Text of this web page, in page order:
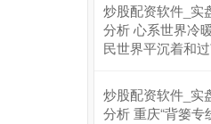
炒股配资软件_实
分析 心系世界冷
民世界平沉着和
炒股配资软件_实
分析 重庆“背篓专